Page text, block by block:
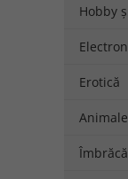
Hobby
Erotică